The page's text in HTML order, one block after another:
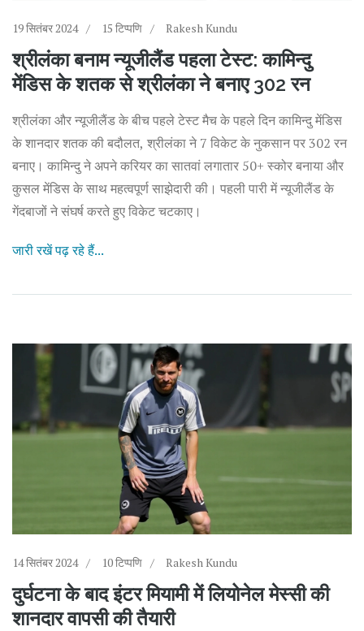
19 सितंबर 2024 15 टिप्पणि Rakesh Kundu
श्रीलंका बनाम न्यूजीलैंड पहला टेस्ट: कामिन्दु
मेंडिस के शतक से श्रीलंका ने बनाए 302 रन
श्रीलंका और न्यूजीलैंड के बीच पहले टेस्ट मैच के पहले दिन कामिन्दु मेंडिस
के शानदार शतक की बदौलत, श्रीलंका ने 7 विकेट के नुकसान पर 302 रन
बनाए। कामिन्दु ने अपने करियर का सातवां लगातार 50+ स्कोर बनाया और
कुसल मेंडिस के साथ महत्वपूर्ण साझेदारी की। पहली पारी में न्यूजीलैंड के
गेंदबाजों ने संघर्ष करते हुए विकेट चटकाए।
जारी रखें पढ़ रहे हैं...
14 सितंबर 2024 10 टिप्पणि Rakesh Kundu
दुर्घटना के बाद इंटर मियामी में लियोनेल मेस्सी की
शानदार वापसी की तैयारी